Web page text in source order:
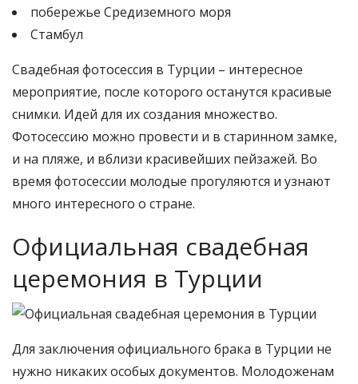
побережье Средиземного моря
Стамбул
Свадебная фотосессия в Турции – интересное
мероприятие, после которого останутся красивые
снимки. Идей для их создания множество.
Фотосессию можно провести и в старинном замке,
и на пляже, и вблизи красивейших пейзажей. Во
время фотосессии молодые прогуляются и узнают
много интересного о стране.
Официальная свадебная
церемония в Турции
Для заключения официального брака в Турции не
нужно никаких особых документов. Молодоженам